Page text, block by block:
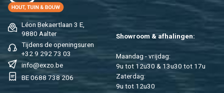
Léon Be­kaert­laan 3 E,
9880 Aal­ter
Tij­dens de ope­nings­uren
+32 9 292 73 03
info@​exzo.​be
BE 0688 738 206
Show­room & af­ha­lin­gen:
Maan­dag - vrij­dag:
9u tot 12u30 & 13u30 tot 17u
Za­ter­dag:
9u tot 12u30